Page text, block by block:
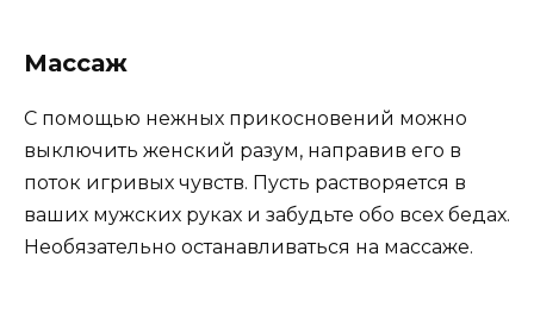
Массаж
С помощью нежных прикосновений можно
выключить женский разум, направив его в
поток игривых чувств. Пусть растворяется в
ваших мужских руках и забудьте обо всех бедах.
Необязательно останавливаться на массаже.